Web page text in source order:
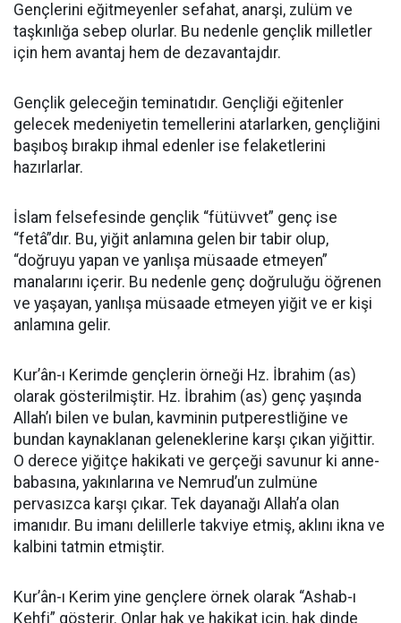
Gençlerini eğitmeyenler sefahat, anarşi, zulüm ve
taşkınlığa sebep olurlar. Bu nedenle gençlik milletler
için hem avantaj hem de dezavantajdır.
Gençlik geleceğin teminatıdır. Gençliği eğitenler
gelecek medeniyetin temellerini atarlarken, gençliğini
başıboş bırakıp ihmal edenler ise felaketlerini
hazırlarlar.
İslam felsefesinde gençlik “fütüvvet” genç ise
“fetâ”dır. Bu, yiğit anlamına gelen bir tabir olup,
“doğruyu yapan ve yanlışa müsaade etmeyen”
manalarını içerir. Bu nedenle genç doğruluğu öğrenen
ve yaşayan, yanlışa müsaade etmeyen yiğit ve er kişi
anlamına gelir.
Kur’ân-ı Kerimde gençlerin örneği Hz. İbrahim (as)
olarak gösterilmiştir. Hz. İbrahim (as) genç yaşında
Allah’ı bilen ve bulan, kavminin putperestliğine ve
bundan kaynaklanan geleneklerine karşı çıkan yiğittir.
O derece yiğitçe hakikati ve gerçeği savunur ki anne-
babasına, yakınlarına ve Nemrud’un zulmüne
pervasızca karşı çıkar. Tek dayanağı Allah’a olan
imanıdır. Bu imanı delillerle takviye etmiş, aklını ikna ve
kalbini tatmin etmiştir.
Kur’ân-ı Kerim yine gençlere örnek olarak “Ashab-ı
Kehfi” gösterir. Onlar hak ve hakikat için, hak dinde